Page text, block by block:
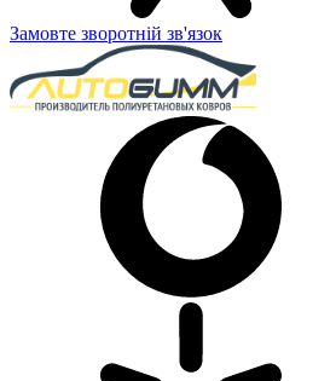
Замовте зворотній зв'язок